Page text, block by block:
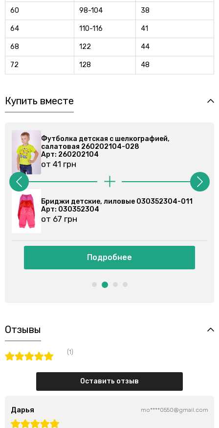
60 98-104 38
64 110-116 41
68 122 44
72 128 48
Купить вместе
030352304-011
Футболка детская с
салатовая 260202104-028
Бриджи детские, голубые
Отзывы
(1)
Оставить отзыв
Дарья mo****0550@gmail.com